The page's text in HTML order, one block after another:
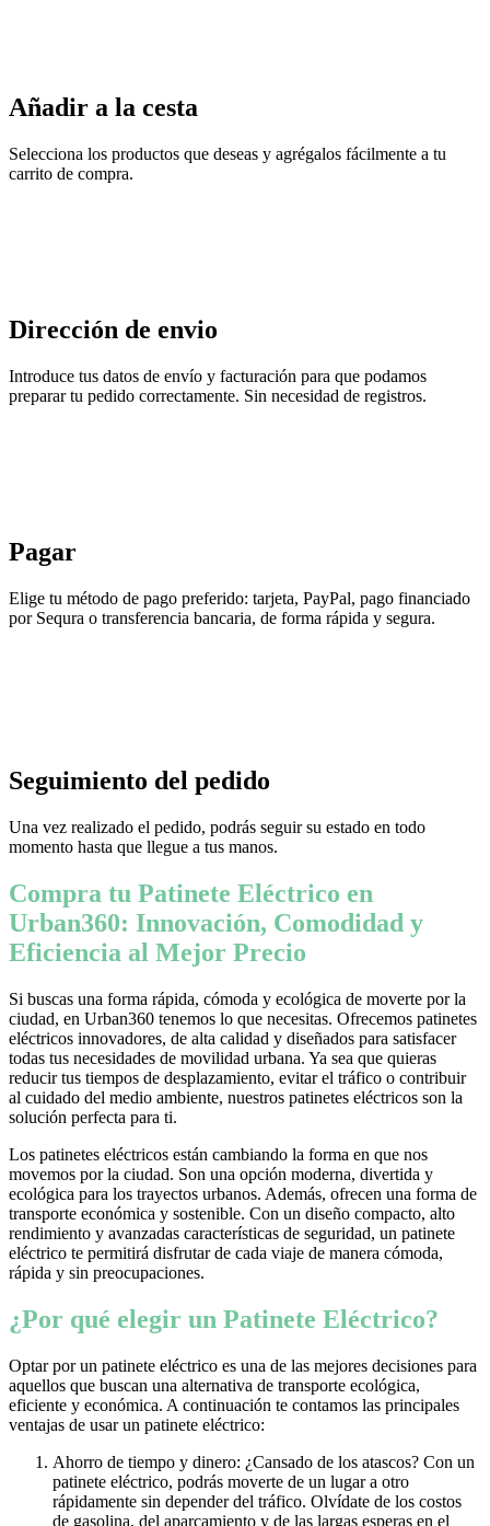
Añadir a la cesta
Selecciona los productos que deseas y agrégalos fácilmente a tu
carrito de compra.
Dirección de envio
Introduce tus datos de envío y facturación para que podamos
preparar tu pedido correctamente. Sin necesidad de registros.
Pagar
Elige tu método de pago preferido: tarjeta, PayPal, pago financiado
por Sequra o transferencia bancaria, de forma rápida y segura.
Seguimiento del pedido
Una vez realizado el pedido, podrás seguir su estado en todo
momento hasta que llegue a tus manos.
Compra tu Patinete Eléctrico en
Urban360: Innovación, Comodidad y
Eficiencia al Mejor Precio
Si buscas una forma rápida, cómoda y ecológica de moverte por la
ciudad, en Urban360 tenemos lo que necesitas. Ofrecemos patinetes
eléctricos innovadores, de alta calidad y diseñados para satisfacer
todas tus necesidades de movilidad urbana. Ya sea que quieras
reducir tus tiempos de desplazamiento, evitar el tráfico o contribuir
al cuidado del medio ambiente, nuestros patinetes eléctricos son la
solución perfecta para ti.
Los patinetes eléctricos están cambiando la forma en que nos
movemos por la ciudad. Son una opción moderna, divertida y
ecológica para los trayectos urbanos. Además, ofrecen una forma de
transporte económica y sostenible. Con un diseño compacto, alto
rendimiento y avanzadas características de seguridad, un patinete
eléctrico te permitirá disfrutar de cada viaje de manera cómoda,
rápida y sin preocupaciones.
¿Por qué elegir un Patinete Eléctrico?
Optar por un patinete eléctrico es una de las mejores decisiones para
aquellos que buscan una alternativa de transporte ecológica,
eficiente y económica. A continuación te contamos las principales
ventajas de usar un patinete eléctrico:
Ahorro de tiempo y dinero: ¿Cansado de los atascos? Con un
patinete eléctrico, podrás moverte de un lugar a otro
rápidamente sin depender del tráfico. Olvídate de los costos
de gasolina, del aparcamiento y de las largas esperas en el